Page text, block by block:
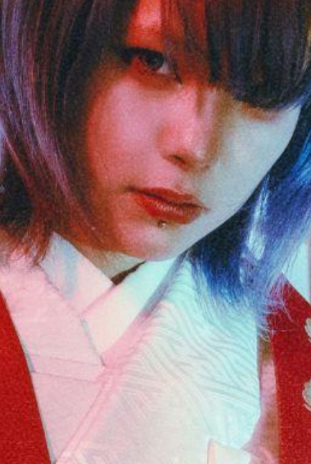
INFORMATION
SCHEDULE
MUSIC
VIDEO
BIOGRAPHY
STORE